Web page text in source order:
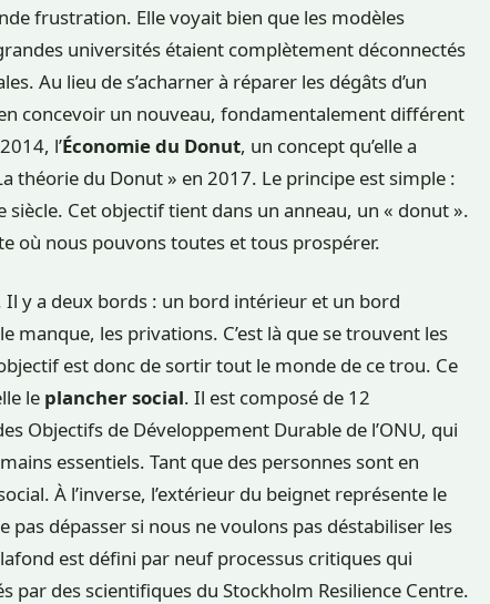
frustration. Elle voyait bien que les modèles
universités étaient complètement déconnectés
Au lieu de s’acharner à réparer les dégâts d’un
concevoir un nouveau, fondamentalement différent
l’Économie du Donut, un concept qu’elle a
théorie du Donut » en 2017. Le principe est simple :
siècle. Cet objectif tient dans un anneau, un « donut ».
où nous pouvons toutes et tous prospérer.
y a deux bords : un bord intérieur et un bord
manque, les privations. C’est là que se trouvent les
est donc de sortir tout le monde de ce trou. Ce
le plancher social. Il est composé de 12
Objectifs de Développement Durable de l’ONU, qui
essentiels. Tant que des personnes sont en
À l’inverse, l’extérieur du beignet représente le
pas dépasser si nous ne voulons pas déstabiliser les
est défini par neuf processus critiques qui
par des scientifiques du Stockholm Resilience Centre.